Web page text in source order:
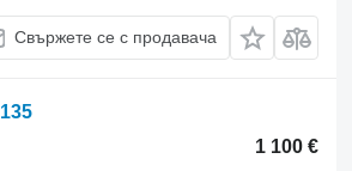
Свържете се с продавача
1 100 €